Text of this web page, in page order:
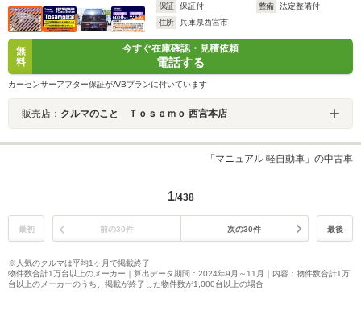
保証
保証付 整備
法定整備付
住所
兵庫県西宮市
無
料
今すぐ在庫確認・見積依頼
電話する
カーセンサーアフター保証がA/Bプランに付いています
販売店： クルマのこと Ｔｏｓａｍｏ 西宮本店
「マニュアル 軽自動車」の中古車
1/438
最初 前の30件 次の30件 最後
※人気のクルマは平均1ヶ月で掲載終了
物件数合計1万台以上のメーカー｜算出データ期間：2024年9月～11月｜内容：物件数合計1万
台以上のメーカーのうち、掲載が終了した物件数が1,000台以上の場合